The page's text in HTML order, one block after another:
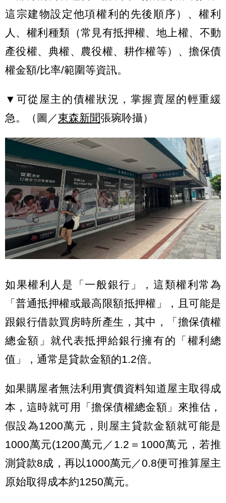
這宗建物設定他項權利的先後順序）、權利
人、權利種類（常見有抵押權、地上權、不動
產役權、典權、農役權、耕作權等）、擔保債
權金額/比率/範圍等資訊。
▼可從屋主的債權狀況，掌握賣屋的輕重緩
急。（圖／東森新聞張琬聆攝）
如果權利人是「一般銀行」，這類權利常為
「普通抵押權或最高限額抵押權」，且可能是
跟銀行借款買房時所產生，其中，「擔保債權
總金額」就代表抵押給銀行擁有的「權利總
值」，通常是貸款金額的1.2倍。
如果購屋者無法利用實價資料知道屋主取得成
本，這時就可用「擔保債權總金額」來推估，
假設為1200萬元，則屋主貸款金額就可能是
1000萬元(1200萬元／1.2＝1000萬元，若推
測貸款8成，再以1000萬元／0.8便可推算屋主
原始取得成本約1250萬元。